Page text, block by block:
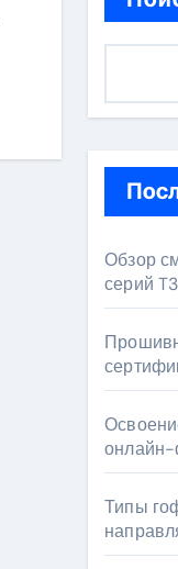
Обзор
серий
Типы